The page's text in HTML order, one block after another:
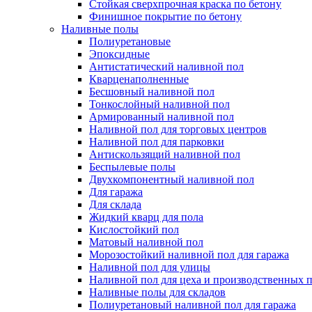
Стойкая сверхпрочная краска по бетону
Финишное покрытие по бетону
Наливные полы
Полиуретановые
Эпоксидные
Антистатический наливной пол
Кварценаполненные
Бесшовный наливной пол
Тонкослойный наливной пол
Армированный наливной пол
Наливной пол для торговых центров
Наливной пол для парковки
Антискользящий наливной пол
Беспылевые полы
Двухкомпонентный наливной пол
Для гаража
Для склада
Жидкий кварц для пола
Кислостойкий пол
Матовый наливной пол
Морозостойкий наливной пол для гаража
Наливной пол для улицы
Наливной пол для цеха и производственных
Наливные полы для складов
Полиуретановый наливной пол для гаража